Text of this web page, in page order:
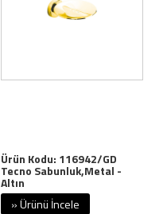
Ürün Kodu: 116942/GD
Tecno Sabunluk,Metal -
Altın
» Ürünü İncele